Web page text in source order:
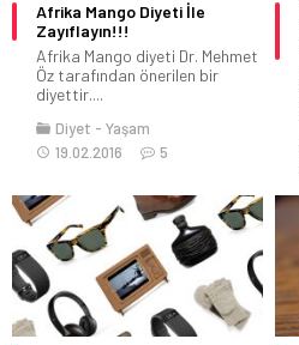
Afrika Mango Diyeti İle
Zayıflayın!!!
Afrika Mango diyeti Dr. Mehmet
Öz tarafından önerilen bir
diyettir....
Diyet
Yaşam
19.02.2016
5